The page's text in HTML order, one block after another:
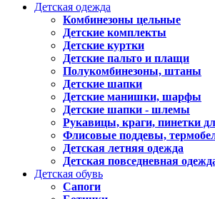
Детская одежда
Комбинезоны цельные
Детские комплекты
Детские куртки
Детские пальто и плащи
Полукомбинезоны, штаны
Детские шапки
Детские манишки, шарфы
Детские шапки - шлемы
Рукавицы, краги, пинетки
Флисовые поддевы,
Детская летняя одежда
Детская повседневная
Детская обувь
Сапоги